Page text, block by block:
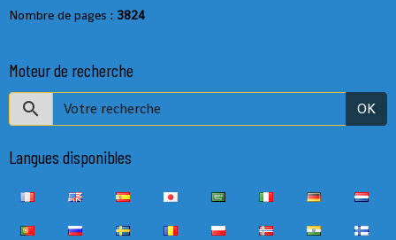
Nombre de pages : 3824
Moteur de recherche
OK
Langues disponibles